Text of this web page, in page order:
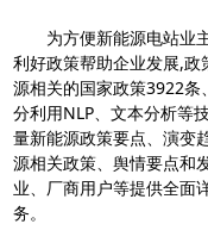
为方便新能源电站业
利好政策帮助企业发展,
源相关的国家政策3922条
分利用NLP、文本分析等
量新能源政策要点、演变
源相关政策、舆情要点和
业、厂商用户等提供全面
务。